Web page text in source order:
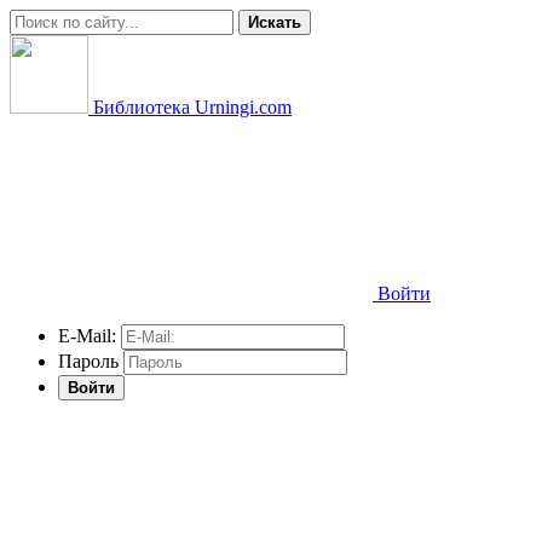
Искать
Библиотека Urningi.com
Войти
E-Mail:
Пароль
Войти